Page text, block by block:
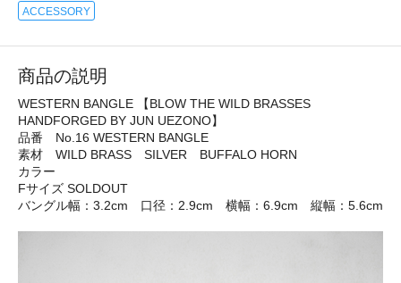
ACCESSORY
商品の説明
WESTERN BANGLE 【BLOW THE WILD BRASSES
HANDFORGED BY JUN UEZONO】
品番 No.16 WESTERN BANGLE
素材 WILD BRASS SILVER BUFFALO HORN
カラー
Fサイズ SOLDOUT
バングル幅：3.2cm 口径：2.9cm 横幅：6.9cm 縦幅：5.6cm